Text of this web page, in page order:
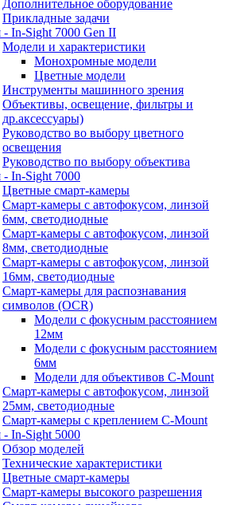
Дополнительное оборудование
Прикладные задачи
- In-Sight 7000 Gen II
Модели и характеристики
Монохромные модели
Цветные модели
Инструменты машинного зрения
Объективы, освещение, фильтры и
др.аксессуары)
Руководство во выбору цветного
освещения
Руководство по выбору объектива
- In-Sight 7000
Цветные смарт-камеры
Смарт-камеры с автофокусом, линзой
6мм, светодиодные
Смарт-камеры с автофокусом, линзой
8мм, светодиодные
Смарт-камеры с автофокусом, линзой
16мм, светодиодные
Смарт-камеры для распознавания
символов (OCR)
Модели с фокусным расстоянием
12мм
Модели с фокусным расстоянием
6мм
Модели для объективов C-Mount
Смарт-камеры с автофокусом, линзой
25мм, светодиодные
Смарт-камеры с креплением C-Mount
- In-Sight 5000
Обзор моделей
Технические характеристики
Цветные смарт-камеры
Смарт-камеры высокого разрешения